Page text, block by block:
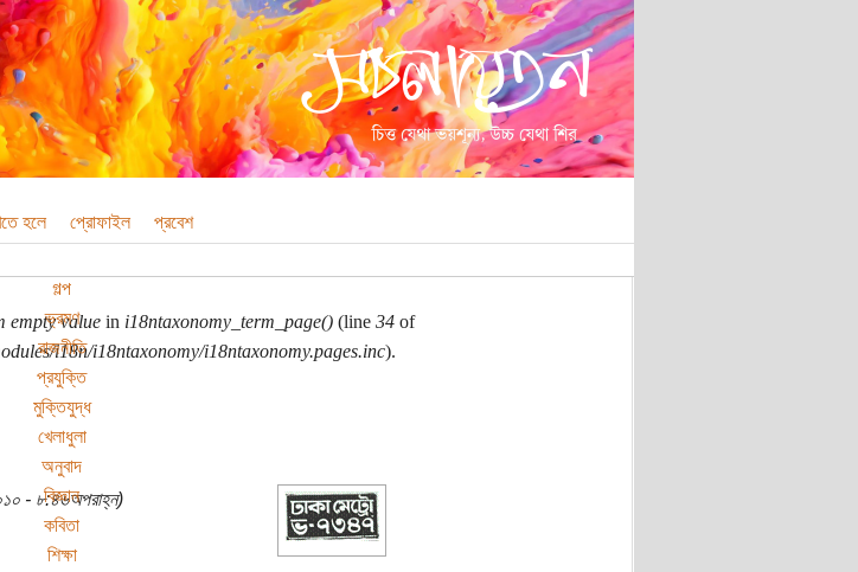
হলে প্রোফাইল প্রবেশ
গল্প
ভ্রমণ
রাজনীতি
প্রযুক্তি
মুক্তিযুদ্ধ
খেলাধুলা
অনুবাদ
বিজ্ঞান
কবিতা
শিক্ষা
empty valuein i18ntaxonomy_term_page()(line 34of
i18n/i18ntaxonomy/i18ntaxonomy.pages.inc).
- ৮:৪৬অপরাহ্ন)